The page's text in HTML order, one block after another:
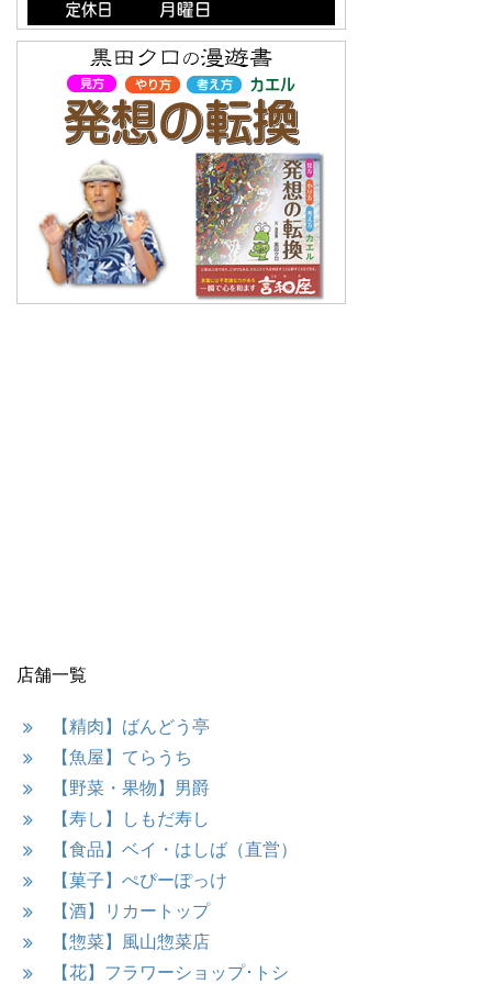
店舗一覧
【精肉】ばんどう亭
【魚屋】てらうち
【野菜・果物】男爵
【寿し】しもだ寿し
【食品】ベイ・はしば（直営）
【菓子】ぺぴーぽっけ
【酒】リカートップ
【惣菜】風山惣菜店
【花】フラワーショップ･トシ